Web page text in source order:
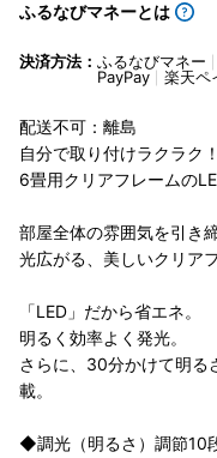
ふるなびマネーとは
決済方法： ふるなびマネー
PayPay
楽天ペ
配送不可：離島
自分で取り付けラクラク！
6畳用クリアフレームの
部屋全体の雰囲気を引き
光広がる、美しいクリア
「LED」だから省エネ。
明るく効率よく発光。
さらに、30分かけて明る
載。
◆調光（明るさ）調節10